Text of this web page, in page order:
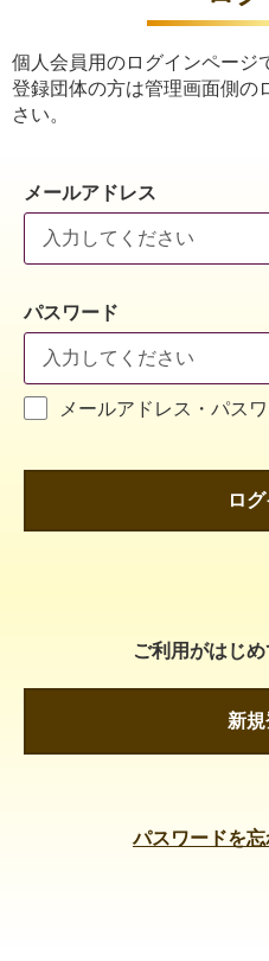
個人会員用のログインページ
登録団体の方は管理画面側の
さい。
メールアドレス
パスワード
メールアドレス・パス
ロ
ご利用がはじ
新
パスワードを